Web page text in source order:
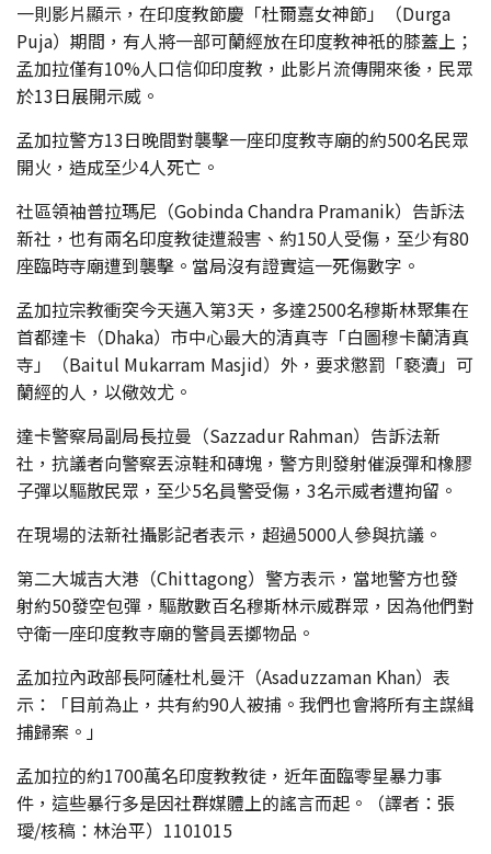
一則影片顯示，在印度教節慶「杜爾嘉女神節」（Durga
Puja）期間，有人將一部可蘭經放在印度教神祇的膝蓋上；
孟加拉僅有10%人口信仰印度教，此影片流傳開來後，民眾
於13日展開示威。
孟加拉警方13日晚間對襲擊一座印度教寺廟的約500名民眾
開火，造成至少4人死亡。
社區領袖普拉瑪尼（Gobinda Chandra Pramanik）告訴法
新社，也有兩名印度教徒遭殺害、約150人受傷，至少有80
座臨時寺廟遭到襲擊。當局沒有證實這一死傷數字。
孟加拉宗教衝突今天邁入第3天，多達2500名穆斯林聚集在
首都達卡（Dhaka）市中心最大的清真寺「白圖穆卡蘭清真
寺」（Baitul Mukarram Masjid）外，要求懲罰「褻瀆」可
蘭經的人，以儆效尤。
達卡警察局副局長拉曼（Sazzadur Rahman）告訴法新
社，抗議者向警察丟涼鞋和磚塊，警方則發射催淚彈和橡膠
子彈以驅散民眾，至少5名員警受傷，3名示威者遭拘留。
在現場的法新社攝影記者表示，超過5000人參與抗議。
第二大城吉大港（Chittagong）警方表示，當地警方也發
射約50發空包彈，驅散數百名穆斯林示威群眾，因為他們對
守衛一座印度教寺廟的警員丟擲物品。
孟加拉內政部長阿薩杜札曼汗（Asaduzzaman Khan）表
示：「目前為止，共有約90人被捕。我們也會將所有主謀緝
捕歸案。」
孟加拉的約1700萬名印度教教徒，近年面臨零星暴力事
件，這些暴行多是因社群媒體上的謠言而起。（譯者：張
璦/核稿：林治平）1101015